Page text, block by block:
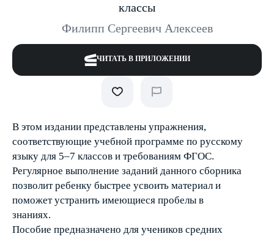
классы
Филипп Сергеевич Алексеев
ЧИТАТЬ В ПРИЛОЖЕНИИ
В этом издании представлены упражнения,
соответствующие учебной программе по русскому
языку для 5–7 классов и требованиям ФГОС.
Регулярное выполнение заданий данного сборника
позволит ребенку быстрее усвоить материал и
поможет устранить имеющиеся пробелы в
знаниях.
Пособие предназначено для учеников средних